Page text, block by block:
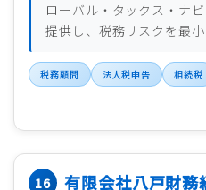
ローバル・タックス・ナ
提供し、税務リスクを最小
税務顧問 法人税申告 相続税
有限会社八戸財務